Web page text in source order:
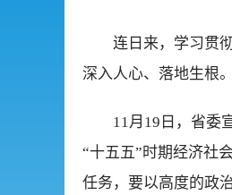
连日来，学习贯
深入人心、落地生根。
11月19日，省委
“十五五”时期经济社
任务，要以高度的政